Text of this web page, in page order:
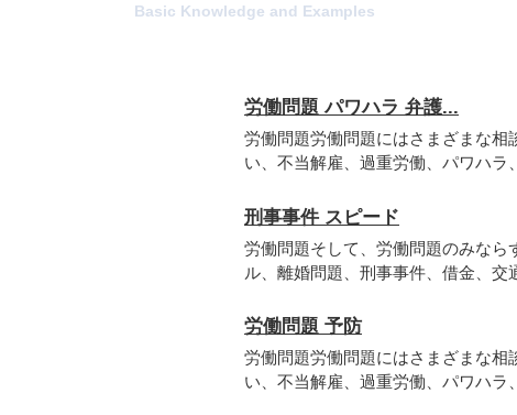
労働問題 パワハラ 弁護...
労働問題労働問題にはさまざまな相
い、不当解雇、過重労働、パワハ
刑事事件 スピード
労働問題そして、労働問題のみなら
ル、離婚問題、刑事事件、借金、
労働問題 予防
労働問題労働問題にはさまざまな相
い、不当解雇、過重労働、パワハ